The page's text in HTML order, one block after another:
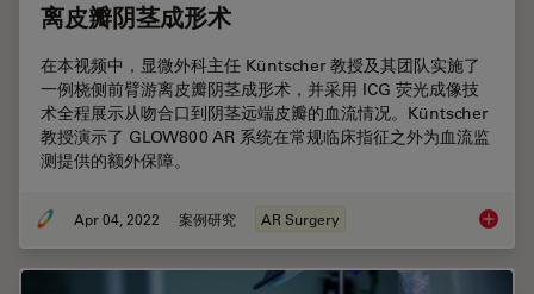
离皮瓣阴茎成形术
在本视频中，显微外科主任 Küntscher 教授及其团队实施了
一例桡侧前臂游离皮瓣阴茎成形术，并采用 ICG 荧光成像技
术全程展示从吻合口到阴茎远端皮瓣的血流情况。Küntscher
教授演示了 GLOW800 AR 系统在常规临床指征之外为血流监
测提供的额外保障。
Apr 04, 2022 案例研究 AR Surgery 应用